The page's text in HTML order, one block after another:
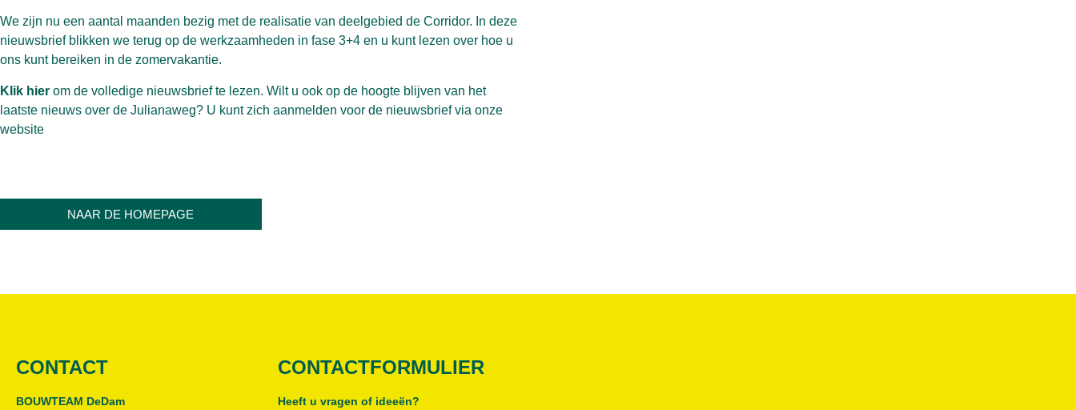
We zijn nu een aantal maanden bezig met de realisatie van deelgebied de Corridor. In deze
nieuwsbrief blikken we terug op de werkzaamheden in fase 3+4 en u kunt lezen over hoe u
ons kunt bereiken in de zomervakantie.
Klik hier om de volledige nieuwsbrief te lezen. Wilt u ook op de hoogte blijven van het
laatste nieuws over de Julianaweg? U kunt zich aanmelden voor de nieuwsbrief via onze
website
NAAR DE HOMEPAGE
CONTACT
BOUWTEAM DeDam
CONTACTFORMULIER
Heeft u vragen of ideeën?